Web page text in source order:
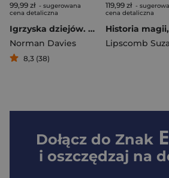
99,99 zł - sugerowana
cena detaliczna
Igrzyska dziejów. Zapasy historyka z historią
Norman Davies
8,3 (38)
119,99 zł -
cena detaliczna
Dołącz do Znak
i oszczędzaj na